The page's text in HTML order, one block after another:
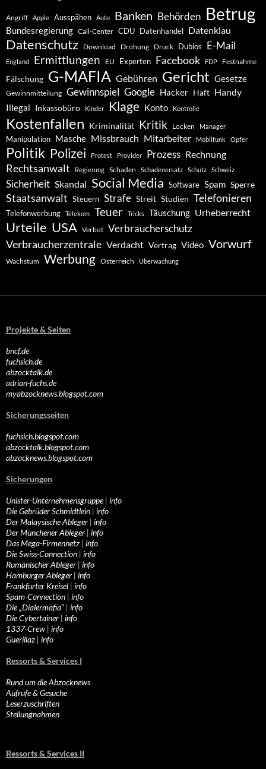
Angriff Apple Ausspähen Auto Banken Behörden Betrug
Bundesregierung Call-Center CDU Datenhandel Datenklau
Datenschutz Download Drohung Druck Dubios E-Mail
England Ermittlungen EU Experten Facebook FDP Festnahme
Fälschung G-MAFIA Gebühren Gericht Gesetze
Gewinnmitteilung Gewinnspiel Google Hacker Haft Handy
Illegal Inkassobüro Kinder Klage Konto Kontrolle
Kostenfallen Kriminalität Kritik Locken Manager
Manipulation Masche Missbrauch Mitarbeiter Mobilfunk Opfer
Politik Polizei Protest Provider Prozess Rechnung
Rechtsanwalt Regierung Schaden Schadenersatz Schutz Schweiz
Sicherheit Skandal Social Media Software Spam Sperre
Staatsanwalt Steuern Strafe Streit Studien Telefonieren
Telefonwerbung Telekom Teuer Tricks Täuschung Urheberrecht
Urteile USA Verbot Verbraucherschutz
Verbraucherzentrale Verdacht Vertrag Video Vorwurf
Wachstum Werbung Österreich Überwachung
Projekte & Seiten
bncf.de
fuchsich.de
abzocktalk.de
adrian-fuchs.de
myabzocknews.blogspot.com
Sicherungsseiten
fuchsich.blogspot.com
abzocktalk.blogspot.com
abzocknews.blogspot.com
Sicherungen
Unister-Unternehmensgruppe| info
Die Gebrüder Schmidtlein | info
Der Malaysische Ableger | info
Der Münchener Ableger | info
Das Mega-Firmennetz | info
Die Swiss-Connection | info
Rumänischer Ableger | info
Hamburger Ableger | info
Frankfurter Kreisel | info
Spam-Connection | info
Die „Dialermafia“ | info
Die Cybertainer | info
1337-Crew | info
Guerillaz | info
Ressorts & Services I
Rund um die Abzocknews
Aufrufe & Gesuche
Leserzuschriften
Stellungnahmen
Ressorts & Services II